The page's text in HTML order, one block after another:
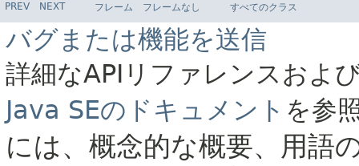
PREV NEXT フレーム フレームなし すべてのクラス
バグまたは機能を送信
詳細なAPIリファレンスおよ
Java SEのドキュメント を参
には、概念的な概要、用語